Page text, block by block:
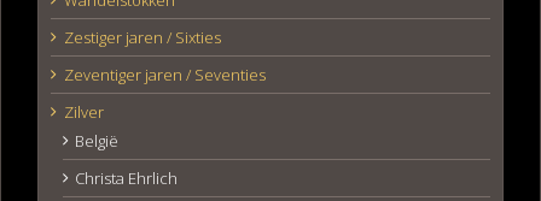
Zestiger jaren / Sixties
Zeventiger jaren / Seventies
Zilver
België
Christa Ehrlich